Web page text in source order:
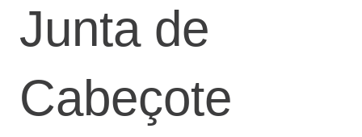
Junta de
Cabeçote